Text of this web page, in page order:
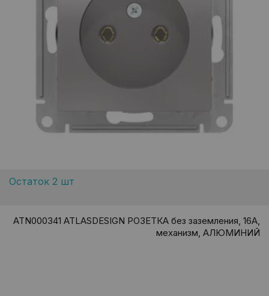
Остаток 2 шт
ATN000341 ATLASDESIGN РОЗЕТКА без заземления, 16А,
механизм, АЛЮМИНИЙ